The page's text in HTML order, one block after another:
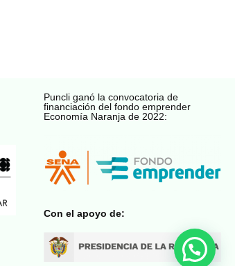
Puncli ganó la convocatoria de
financiación del fondo emprender
Economía Naranja de 2022:
Con el apoyo de: